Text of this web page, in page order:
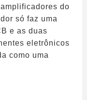
do
só faz uma
e as duas
eletrônicos
como uma